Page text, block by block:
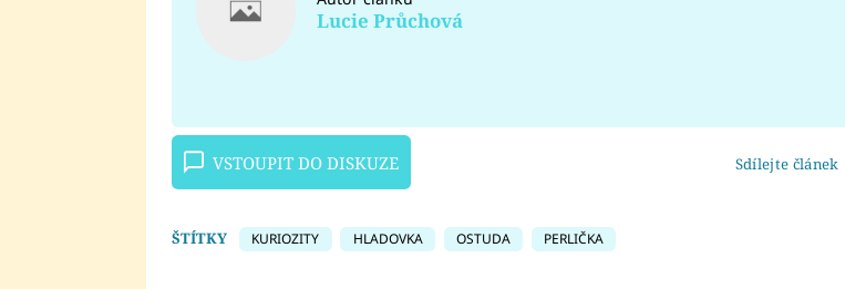
Lucie Průchová
VSTOUPIT DO DISKUZE Sdílejte článek
ŠTÍTKY KURIOZITY HLADOVKA OSTUDA PERLIČKA